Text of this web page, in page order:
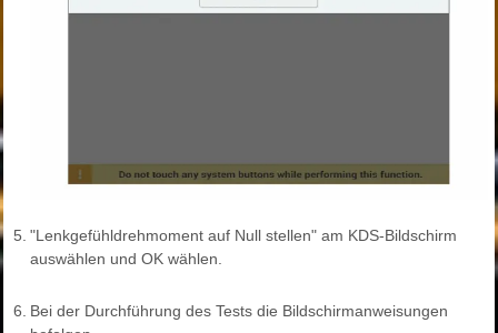
5. "Lenkgefühldrehmoment auf Null stellen" am KDS-Bildschirm
auswählen und OK wählen.
6. Bei der Durchführung des Tests die Bildschirmanweisungen